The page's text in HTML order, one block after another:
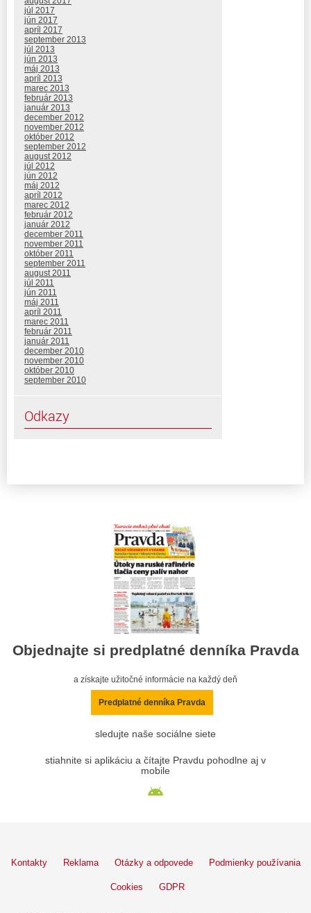
júl 2017
jún 2017
apríl 2017
september 2013
júl 2013
jún 2013
máj 2013
apríl 2013
marec 2013
február 2013
január 2013
december 2012
november 2012
október 2012
september 2012
august 2012
júl 2012
jún 2012
máj 2012
apríl 2012
marec 2012
február 2012
január 2012
december 2011
november 2011
október 2011
september 2011
august 2011
júl 2011
jún 2011
máj 2011
apríl 2011
marec 2011
február 2011
január 2011
december 2010
november 2010
október 2010
september 2010
Odkazy
Objednajte si predplatné denníka Pravda
a získajte užitočné informácie na každý deň
Predplatné denníka Pravda
sledujte naše sociálne siete
stiahnite si aplikáciu a čítajte Pravdu pohodlne aj v
mobile
Kontakty Reklama Otázky a odpovede Podmienky používania
Cookies GDPR